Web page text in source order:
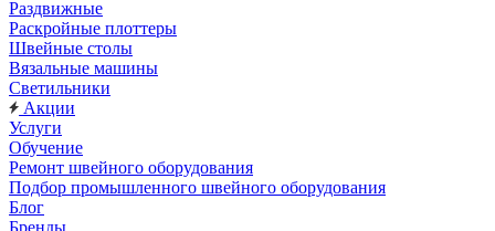
Раздвижные
Раскройные плоттеры
Швейные столы
Вязальные машины
Светильники
Акции
Услуги
Обучение
Ремонт швейного оборудования
Подбор промышленного швейного оборудования
Блог
Бренды